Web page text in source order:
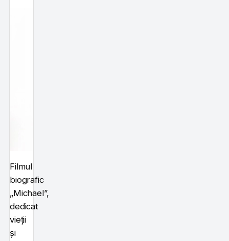
Filmul
biografic
„Michael”,
dedicat
vieții
și